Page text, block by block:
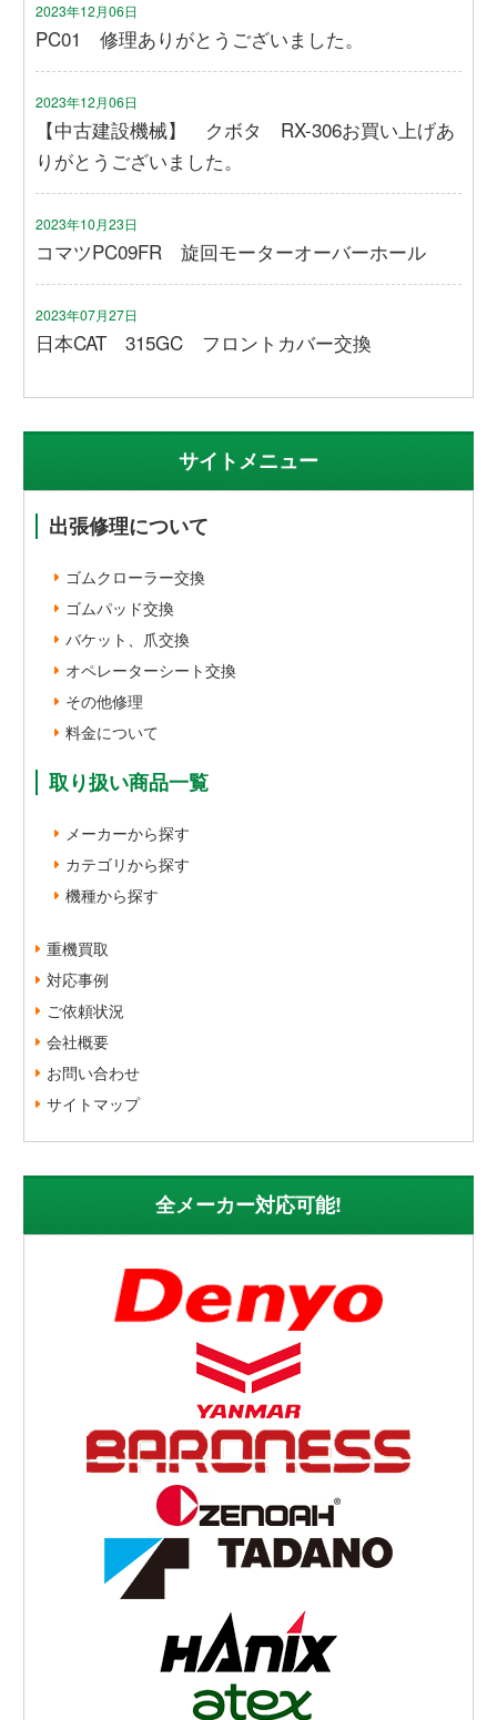
2023年12月06日
PC01 修理ありがとうございました。
2023年12月06日
【中古建設機械】 クボタ RX-306お買い上げあ
りがとうございました。
2023年10月23日
コマツPC09FR 旋回モーターオーバーホール
2023年07月27日
日本CAT 315GC フロントカバー交換
サイトメニュー
出張修理について
ゴムクローラー交換
ゴムパッド交換
バケット、爪交換
オペレーターシート交換
その他修理
料金について
取り扱い商品一覧
メーカーから探す
カテゴリから探す
機種から探す
重機買取
対応事例
ご依頼状況
会社概要
お問い合わせ
サイトマップ
全メーカー対応可能!